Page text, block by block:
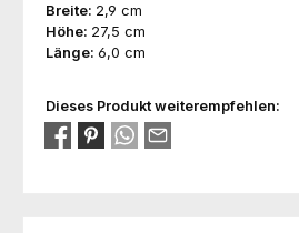
Breite: 2,9 cm
Höhe: 27,5 cm
Länge: 6,0 cm
Dieses Produkt weiterempfehlen: